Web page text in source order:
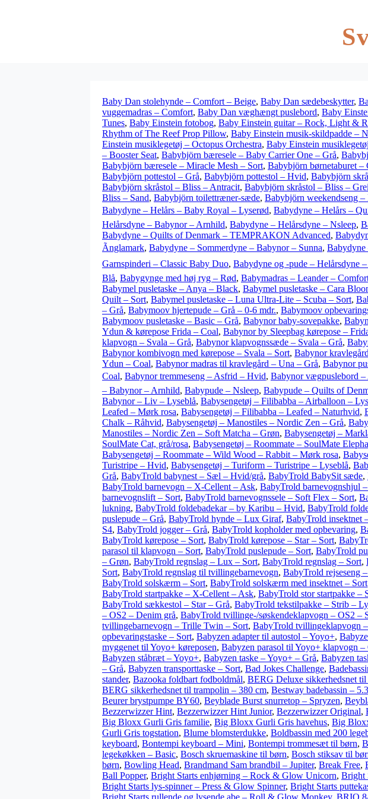
Baby Dan stolehynde – Comfort – Beige, Baby Dan sædebeskytter,
vuggemadras – Comfort, Baby Dan væghængt puslebord, Baby
Tunes, Baby Einstein fotobog, Baby Einstein guitar – Rock, Light &
Rhythm of The Reef Prop Pillow, Baby Einstein musik-skildpadde –
Einstein musiklegetøj – Octopus Orchestra, Baby Einstein
– Booster Seat, Babybjörn bæresele – Baby Carrier One – Grå,
Babybjörn bæresele – Miracle Mesh – Sort, Babybjörn børnetaburet –
Babybjörn pottestol – Grå, Babybjörn pottestol – Hvid, Babybjörn
Babybjörn skråstol – Bliss – Antracit, Babybjörn skråstol – Bliss –
Bliss – Sand, Babybjörn toilettræner-sæde, Babybjörn weekendseng
Babydyne – Helårs – Baby Royal – Lyserød, Babydyne – Helårs –
Helårsdyne – Babynor – Arnhild, Babydyne – Helårsdyne – Nsleep,
Babydyne – Quilts of Denmark – TEMPRAKON Advanced,
Ãnglamark, Babydyne – Sommerdyne – Babynor – Sunna, Babydyne
Garnspinderi – Classic Baby Duo, Babydyne og -pude – Helårsdyne –
Blå, Babygynge med høj ryg – Rød, Babymadras – Leander –
Babymel pusletaske – Anya – Black, Babymel pusletaske – Cara
Quilt – Sort, Babymel pusletaske – Luna Ultra-Lite – Scuba – Sort,
– Grå, Babymoov hjertepude – Grå – 0-6 mdr., Babymoov
Babymoov pusletaske – Basic – Grå, Babynor baby-sovepakke,
Ydun & kørepose Frida – Coal, Babynor by Sleepbag kørepose –
klapvogn – Svala – Grå, Babynor klapvognssæde – Svala – Grå,
Babynor kombivogn med kørepose – Svala – Sort, Babynor
Ydun – Coal, Babynor madras til kravlegård – Una – Grå, Babynor
Coal, Babynor tremmeseng – Asfrid – Hvid, Babynor vægpuslebord
– Babynor – Arnhild, Babypude – Nsleep, Babypude – Quilts of
Babynor – Liv – Lyseblå, Babysengetøj – Filibabba – Airballoon –
Leafed – Mørk rosa, Babysengetøj – Filibabba – Leafed – Naturhvid,
Chalk – Råhvid, Babysengetøj – Manostiles – Nordic Zen – Grå,
Manostiles – Nordic Zen – Soft Matcha – Grøn, Babysengetøj –
SoulMate Cat, grå/rosa, Babysengetøj – Roommate – SoulMate
Babysengetøj – Roommate – Wild Wood – Rabbit – Mørk rosa,
Turistripe – Hvid, Babysengetøj – Turiform – Turistripe – Lyseblå,
Grå, BabyTrold babynest – Sæl – Hvid/grå, BabyTrold BabySit sæde,
BabyTrold barnevogn – X-Cellent – Ask, BabyTrold barnevognshjul
barnevognslift – Sort, BabyTrold barnevognssele – Soft Flex – Sort,
lukning, BabyTrold foldebadekar – by Karibu – Hvid, BabyTrold
puslepude – Grå, BabyTrold hynde – Lux Giraf, BabyTrold insektnet
S4, BabyTrold jogger – Grå, BabyTrold kopholder med opbevaring,
BabyTrold kørepose – Sort, BabyTrold kørepose – Star – Sort,
parasol til klapvogn – Sort, BabyTrold puslepude – Sort, BabyTrold
– Grøn, BabyTrold regnslag – Lux – Sort, BabyTrold regnslag – Sort,
Sort, BabyTrold regnslag til tvillingebarnevogn, BabyTrold rejseseng
BabyTrold solskærm – Sort, BabyTrold solskærm med insektnet – Sort
BabyTrold startpakke – X-Cellent – Ask, BabyTrold stor startpakke –
BabyTrold sækkestol – Star – Grå, BabyTrold tekstilpakke – Strib –
– OS2 – Denim grå, BabyTrold tvillinge-/søskendeklapvogn – OS2 –
tvillingebarnevogn – Trille Twin – Sort, BabyTrold tvillingeklapvogn
opbevaringstaske – Sort, Babyzen adapter til autostol – Yoyo+,
myggenet til Yoyo+ køreposen, Babyzen parasol til Yoyo+ klapvogn –
Babyzen ståbræt – Yoyo+, Babyzen taske – Yoyo+ – Grå, Babyzen
– Grå, Babyzen transporttaske – Sort, Bad Jokes Challenge,
stander, Bazooka foldbart fodboldmål, BERG Deluxe sikkerhedsnet
BERG sikkerhedsnet til trampolin – 380 cm, Bestway badebassin –
Beurer brystpumpe BY60, Beyblade Burst snurretop – Spryzen,
Bezzerwizzer Hint, Bezzerwizzer Hint Junior, Bezzerwizzer Original,
Big Bloxx Gurli Gris familie, Big Bloxx Gurli Gris havehus, Big
Gurli Gris togstation, Blume blomsterdukke, Boldbassin med 200
keyboard, Bontempi keyboard – Mini, Bontempi trommesæt til børn,
legekøkken – Basic, Bosch skruemaskine til børn, Bosch stiksav til
børn, Bowling Head, Brandmand Sam brandbil – Jupiter, Break Free,
Ball Popper, Bright Starts enhjørning – Rock & Glow Unicorn, Bright
Bright Starts lys-spinner – Press & Glow Spinner, Bright Starts
Bright Starts rullende og lysende abe – Roll & Glow Monkey, BRIO